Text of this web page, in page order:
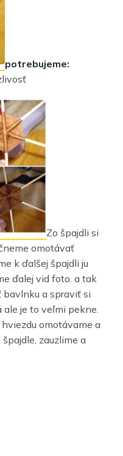
potrebujeme:
Zo špajdli si
omotávať
k ďalšej špajdli ju
ďalej vid foto. a tak
bavlnku a spraviť si
je to veľmi pekne.
omotávame a
zauzlime a